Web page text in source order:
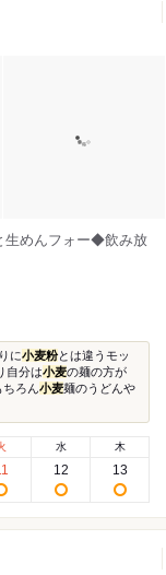
生めんフォー◆飲み放
に小麦粉とは違うモッ
自分は小麦の麺の方が
ろん小麦麺のうどんや
水
12
木
13